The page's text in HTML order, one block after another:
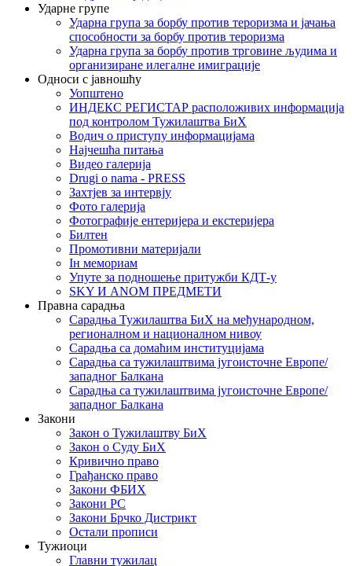
Ударне групе
Ударна група за борбу против тероризма и јачања
способности за борбу против тероризма
Ударна група за борбу против трговине људима и
организиране илегалне имиграције
Односи с јавношћу
Уопштено
ИНДЕКС РЕГИСТАР расположивих информација
под контролом Тужилаштва БиХ
Водич о приступу информацијама
Најчешћа питања
Видео галерија
Drugi o nama - PRESS
Захтјев за интервју
Фото галерија
Фотографије ентеријера и екстеријера
Билтен
Промотивни материјали
Iн мемориам
Упуте за подношење притужби КДТ-у
SKY И ANOM ПРЕДМЕТИ
Правна сарадња
Сарадња Тужилаштва БиХ на међународном,
регионалном и националном нивоу
Сарадња са домаћим институцијама
Сарадња са тужилаштвима југоисточне Европе/
западног Балкана
Сарадња са тужилаштвима југоисточне Европе/
западног Балкана
Закони
Закон о Тужилаштву БиХ
Закон о Суду БиХ
Кривично право
Грађанско право
Закони ФБИХ
Закони РС
Закони Брчко Дистрикт
Остали прописи
Тужиоци
Главни тужилац